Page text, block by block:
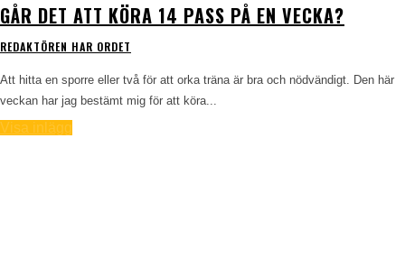
GÅR DET ATT KÖRA 14 PASS PÅ EN VECKA?
REDAKTÖREN HAR ORDET
Att hitta en sporre eller två för att orka träna är bra och nödvändigt. Den här
veckan har jag bestämt mig för att köra...
Visa inlägg